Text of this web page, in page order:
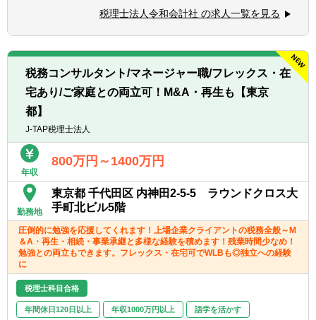
様々な企業の税務業務を通し幅広い経験が積
めます。
※税務関連の業務100％となります。
【同社で働くポイント】
・大手・上場企業の税務を経験することがで
きます。
税理士法人令和会計社 の求人一覧を見る
税務コンサルタント/マネージャー職/フレックス・在
宅あり/ご家庭との両立可！M&A・再生も【東京
都】
J-TAP税理士法人
年収
800万円～1400万円
勤務地
東京都 千代田区 内神田2-5-5 ラウンドクロス大
手町北ビル5階
圧倒的に勉強を応援してくれます！上場企業クライアントの税務全般～M
＆A・再生・相続・事業承継と多様な経験を積めます！残業時間少なめ！
勉強との両立もできます。フレックス・在宅可でWLBも◎独立への経験
に
税理士科目合格
年間休日120日以上 年収1000万円以上 語学を活かす